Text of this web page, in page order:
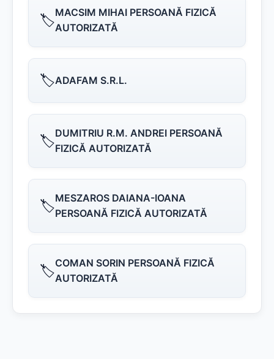
🏷️MACSIM MIHAI PERSOANĂ FIZICĂ
AUTORIZATĂ
🏷️ADAFAM S.R.L.
🏷️DUMITRIU R.M. ANDREI PERSOANĂ
FIZICĂ AUTORIZATĂ
🏷️MESZAROS DAIANA-IOANA
PERSOANĂ FIZICĂ AUTORIZATĂ
🏷️COMAN SORIN PERSOANĂ FIZICĂ
AUTORIZATĂ